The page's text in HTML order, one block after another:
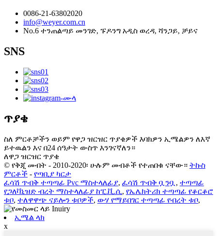
0086-21-63802020
info@weyer.com.cn
No.6 ተንጠልጣይ መንገድ, ፑዶንግ አዲስ ወረዳ, ሻንጋይ, ቻይና
SNS
ጥያቄ
ስለ ምርቶቻችን ወይም የዋጋ ዝርዝር ጥያቄዎች እባክዎን ኢሜልዎን ለእኛ
ይተዉልን እና በ24 ሰዓታት ውስጥ እንገናኛለን።
ለዋጋ ዝርዝር ጥያቄ
© የቅጂ መብት - 2010-2020፡ ሁሉም መብቶች የተጠበቁ ናቸው። ትኩስ
ምርቶች - የጣቢያ ካርታ
ፈሳሽ ጥብቅ ተጣጣፊ Pvc ማስተላለፊያ, ፈሳሽ ጥብቅ ቧንቧ , ተጣጣፊ
የጋለቫኒዝድ ብረት ማስተላለፊያ ከፒ.ቪ.ሲ, የኤሌክትሪክ ተጣጣፊ የቆርቆሮ
ቱቦ, ተለዋዋጭ ናይሎን ቱቦዎች, ውሃ የማይበገር ተጣጣፊ የብረት ቱቦ,
ኢሜል ላክ
x